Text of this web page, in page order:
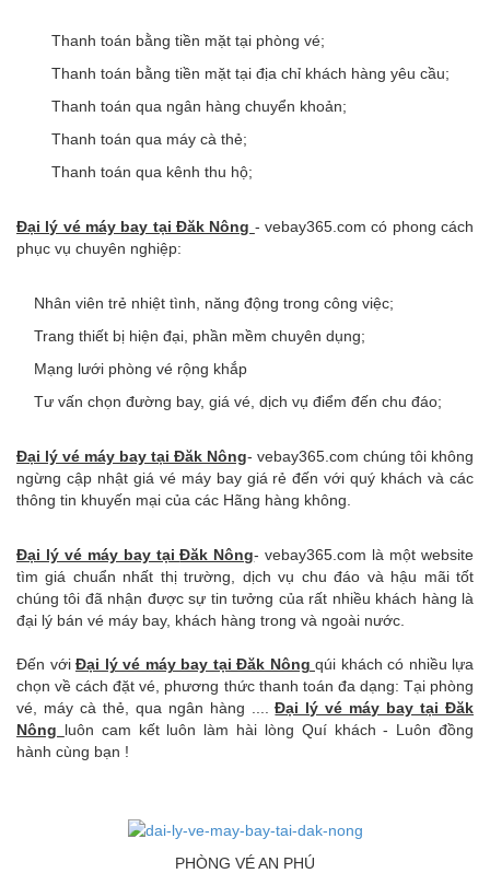
Thanh toán bằng tiền mặt tại phòng vé;
Thanh toán bằng tiền mặt tại địa chỉ khách hàng yêu cầu;
Thanh toán qua ngân hàng chuyển khoản;
Thanh toán qua máy cà thẻ;
Thanh toán qua kênh thu hộ;
Đại lý vé máy bay tại Đăk Nông - vebay365.com có phong cách
phục vụ chuyên nghiệp:
Nhân viên trẻ nhiệt tình, năng động trong công việc;
Trang thiết bị hiện đại, phần mềm chuyên dụng;
Mạng lưới phòng vé rộng khắp
Tư vấn chọn đường bay, giá vé, dịch vụ điểm đến chu đáo;
Đại lý vé máy bay tại Đăk Nông- vebay365.com chúng tôi không
ngừng cập nhật giá vé máy bay giá rẻ đến với quý khách và các
thông tin khuyến mại của các Hãng hàng không.
Đại lý vé máy bay tạiĐăk Nông- vebay365.com là một website
tìm giá chuẩn nhất thị trường, dịch vụ chu đáo và hậu mãi tốt
chúng tôi đã nhận được sự tin tưởng của rất nhiều khách hàng là
đại lý bán vé máy bay, khách hàng trong và ngoài nước.
Đến với Đại lý vé máy bay tại Đăk Nông qúi khách có nhiều lựa
chọn về cách đặt vé, phương thức thanh toán đa dạng: Tại phòng
vé, máy cà thẻ, qua ngân hàng ....Đại lý vé máy bay tạiĐăk
Nông luôn cam kết luôn làm hài lòng Quí khách - Luôn đồng
hành cùng bạn !
PHÒNG VÉ AN PHÚ